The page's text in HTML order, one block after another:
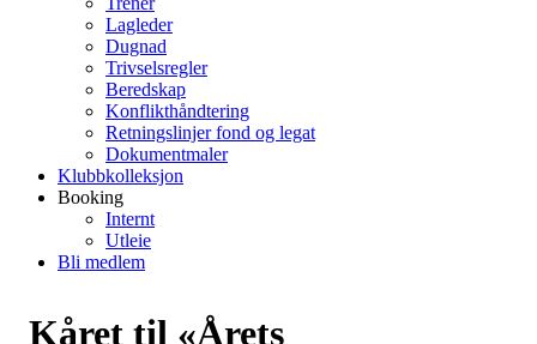
Lagleder
Dugnad
Trivselsregler
Beredskap
Konflikthåndtering
Retningslinjer fond og legat
Dokumentmaler
Klubbkolleksjon
Booking
Internt
Utleie
Bli medlem
Kåret til «Årets